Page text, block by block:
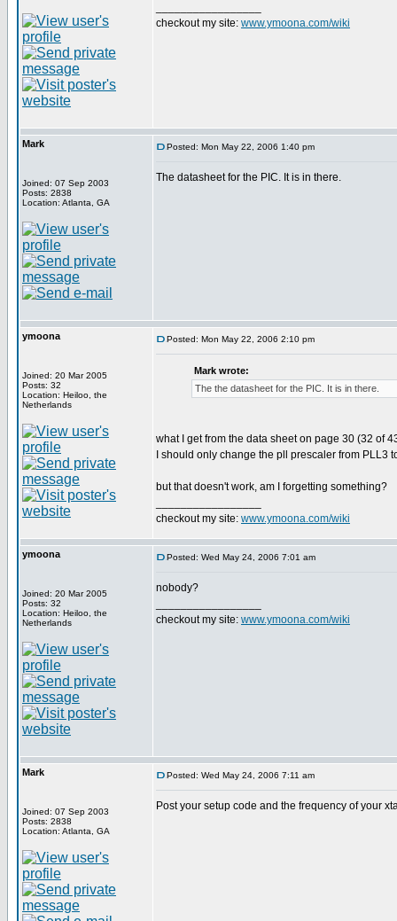
checkout my site: www.ymoona.com/wiki
Mark
Joined: 07 Sep 2003
Posts: 2838
Location: Atlanta, GA
Posted: Mon May 22, 2006 1:40 pm
The datasheet for the PIC. It is in there.
ymoona
Joined: 20 Mar 2005
Posts: 32
Location: Heiloo, the
Netherlands
Posted: Mon May 22, 2006 2:10 pm
Mark wrote:
The the datasheet for the PIC. It is in there.
what I get from the data sheet on page 30 (32 of
I should only change the pll prescaler from PLL3
but that doesn't work, am I forgetting something?
checkout my site: www.ymoona.com/wiki
ymoona
Joined: 20 Mar 2005
Posts: 32
Location: Heiloo, the
Netherlands
Posted: Wed May 24, 2006 7:01 am
nobody?
checkout my site: www.ymoona.com/wiki
Mark
Joined: 07 Sep 2003
Posts: 2838
Location: Atlanta, GA
Posted: Wed May 24, 2006 7:11 am
Post your setup code and the frequency of your